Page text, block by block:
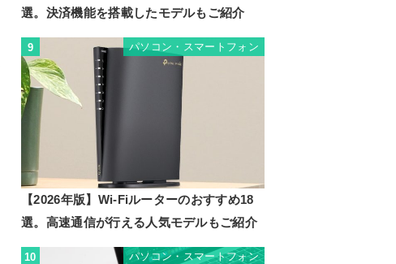
選。決済機能を搭載したモデルもご紹介
9 パソコン・スマートフォン
【2026年版】Wi-Fiルーターのおすすめ18
選。高速通信が行える人気モデルもご紹介
10 パソコン・スマートフォン